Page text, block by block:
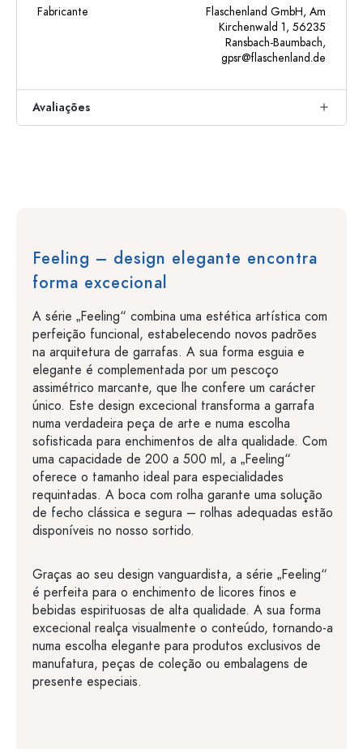
Fabricante
Flaschenland GmbH, Am
Kirchenwald 1, 56235
Ransbach-Baumbach,
gpsr@flaschenland.de
Avaliações
Feeling – design elegante encontra
forma excecional
A série „Feeling“ combina uma estética artística com
perfeição funcional, estabelecendo novos padrões
na arquitetura de garrafas. A sua forma esguia e
elegante é complementada por um pescoço
assimétrico marcante, que lhe confere um carácter
único. Este design excecional transforma a garrafa
numa verdadeira peça de arte e numa escolha
sofisticada para enchimentos de alta qualidade. Com
uma capacidade de 200 a 500 ml, a „Feeling“
oferece o tamanho ideal para especialidades
requintadas. A boca com rolha garante uma solução
de fecho clássica e segura – rolhas adequadas estão
disponíveis no nosso sortido.
Graças ao seu design vanguardista, a série „Feeling“
é perfeita para o enchimento de licores finos e
bebidas espirituosas de alta qualidade. A sua forma
excecional realça visualmente o conteúdo, tornando-a
numa escolha elegante para produtos exclusivos de
manufatura, peças de coleção ou embalagens de
presente especiais.